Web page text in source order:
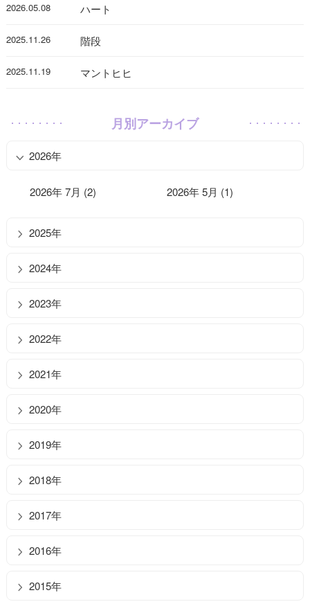
2026.05.08 ハート
2025.11.26 階段
2025.11.19 マントヒヒ
月別アーカイブ
2026年
2026年 7月 (2) 2026年 5月 (1)
2025年
2024年
2023年
2022年
2021年
2020年
2019年
2018年
2017年
2016年
2015年